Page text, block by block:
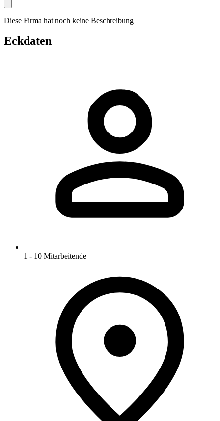
Diese Firma hat noch keine Beschreibung
Eckdaten
1 - 10 Mitarbeitende